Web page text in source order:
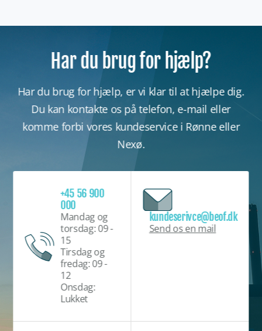
Har du brug for hjælp?
Har du brug for hjælp, er vi klar til at hjælpe dig.
Du kan kontakte os på telefon, e-mail eller
komme forbi vores kundeservice i Rønne eller
Nexø.
+45 56 900
000
Mandag og
torsdag: 09 -
15
Tirsdag og
fredag: 09 -
12
Onsdag:
Lukket
kundeserivce@beof.dk
Send os en mail